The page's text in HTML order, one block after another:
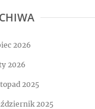
2026
2026
2025
2025